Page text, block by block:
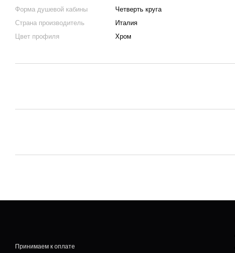
Форма душевой кабины
Четверть круга
Страна производитель
Италия
Цвет профиля
Хром
Принимаем к оплате